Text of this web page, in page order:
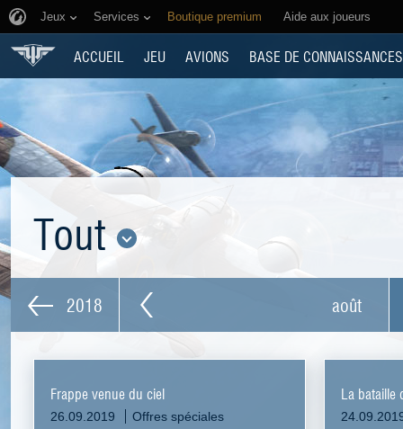
Jeux Services Boutique premium Aide aux joueurs
ACCUEIL JEU AVIONS BASE DE CONNAISSANCES
Tout
2018 août
Frappe venue du ciel
26.09.2019 Offres spéciales
La bataille